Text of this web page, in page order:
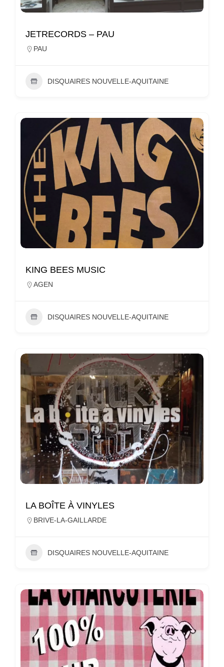
JETRECORDS – PAU
PAU
DISQUAIRES NOUVELLE-AQUITAINE
KING BEES MUSIC
AGEN
DISQUAIRES NOUVELLE-AQUITAINE
LA BOÎTE À VINYLES
BRIVE-LA-GAILLARDE
DISQUAIRES NOUVELLE-AQUITAINE